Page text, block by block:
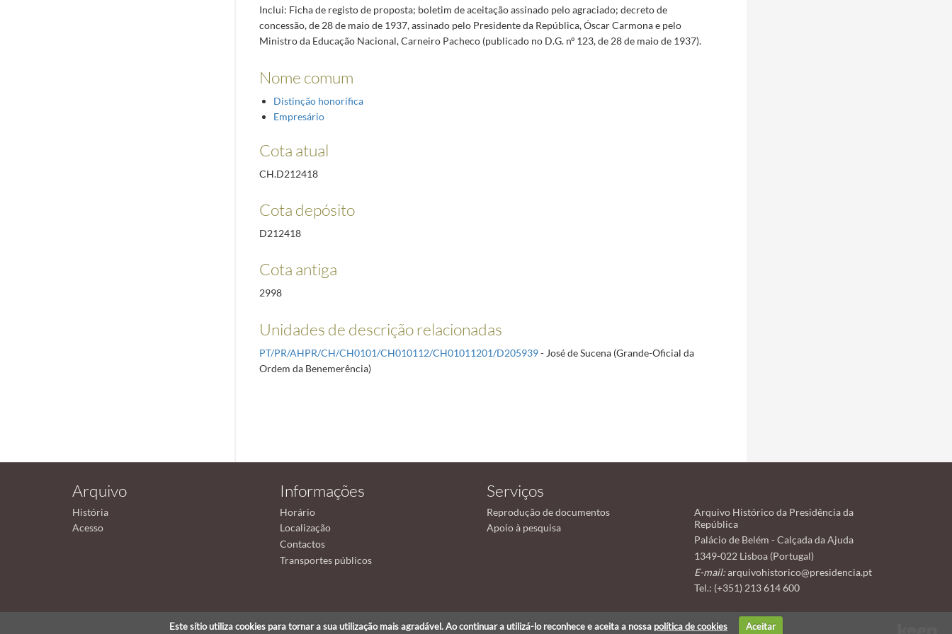
Inclui: Ficha de registo de proposta; boletim de aceitação assinado pelo agraciado; decreto de
concessão, de 28 de maio de 1937, assinado pelo Presidente da República, Óscar Carmona e pelo
Ministro da Educação Nacional, Carneiro Pacheco (publicado no D.G. nº 123, de 28 de maio de 1937).
Nome comum
Distinção honorífica
Empresário
Cota atual
CH.D212418
Cota depósito
D212418
Cota antiga
2998
Unidades de descrição relacionadas
PT/PR/AHPR/CH/CH0101/CH010112/CH01011201/D205939- José de Sucena (Grande-Oficial da
Ordem da Benemerência)
Arquivo
História
Acesso
Informações
Horário
Localização
Contactos
Transportes públicos
Serviços
Reprodução de documentos
Apoio à pesquisa
Arquivo Histórico da Presidência da
República
Palácio de Belém - Calçada da Ajuda
1349-022 Lisboa (Portugal)
E-mail: arquivohistorico@presidencia.pt
Tel.: (+351) 213 614 600
Este sítio utiliza cookies para tornar a sua utilização mais agradável. Ao continuar a utilizá-lo reconhece e aceita a nossa política de cookies Aceitar